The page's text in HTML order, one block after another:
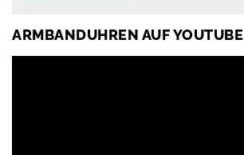
ARMBANDUHREN AUF YOUTUBE